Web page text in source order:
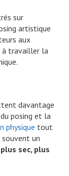
sur
artistique
aux
à travailler la
davantage
posing et la
physique tout
un
plus sec, plus